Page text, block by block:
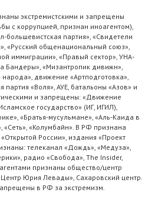
экстремистскими и запрещены
с коррупцией, признан иноагентом),
партия», «Свидетели
«Русский общенациональный союз»,
иммиграции», «Правый сектор», УНА-
Бандеры», «Мизантропик дивижн»,
движение «Артподготовка»,
партия «Воля», АУЕ, батальоны «Азов» и
и запрещены: «Движение
государство» (ИГ, ИГИЛ),
«Братья-мусульмане», «Аль-Каида в
«Сеть», «Колумбайн». В РФ признана
России», издания «Проект
телеканал «Дождь», «Медуза»,
радио «Свобода», The Insider,
признаны общество/центр
Юрия Левады», Сахаровский центр.
в РФ за экстремизм.